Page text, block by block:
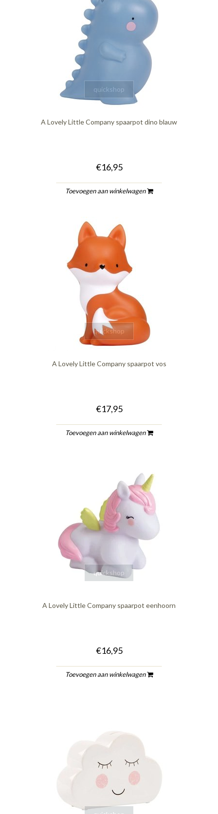
quickshop
A Lovely Little Company spaarpot dino blauw
€16,95
Toevoegen aan winkelwagen
quickshop
A Lovely Little Company spaarpot vos
€17,95
Toevoegen aan winkelwagen
quickshop
A Lovely Little Company spaarpot eenhoorn
€16,95
Toevoegen aan winkelwagen